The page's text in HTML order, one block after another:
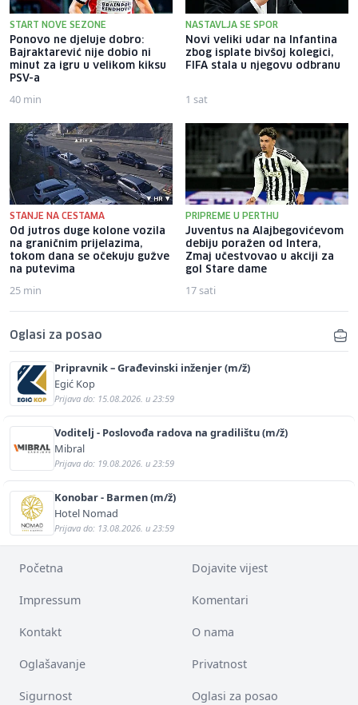
START NOVE SEZONE
Ponovo ne djeluje dobro:
Bajraktarević nije dobio ni
minut za igru u velikom kiksu
PSV-a
40 min
NASTAVLJA SE SPOR
Novi veliki udar na Infantina
zbog isplate bivšoj kolegici,
FIFA stala u njegovu odbranu
1 sat
STANJE NA CESTAMA
Od jutros duge kolone vozila
na graničnim prijelazima,
tokom dana se očekuju gužve
na putevima
25 min
PRIPREME U PERTHU
Juventus na Alajbegovićevom
debiju poražen od Intera,
Zmaj učestvovao u akciji za
gol Stare dame
17 sati
Oglasi za posao
Pripravnik – Građevinski inženjer (m/ž)
Egić Kop
Prijava do: 15.08.2026. u 23:59
Voditelj - Poslovođa radova na gradilištu (m/ž)
Mibral
Prijava do: 19.08.2026. u 23:59
Konobar - Barmen (m/ž)
Hotel Nomad
Prijava do: 13.08.2026. u 23:59
Početna Dojavite vijest
Impressum Komentari
Kontakt O nama
Oglašavanje Privatnost
Sigurnost Oglasi za posao